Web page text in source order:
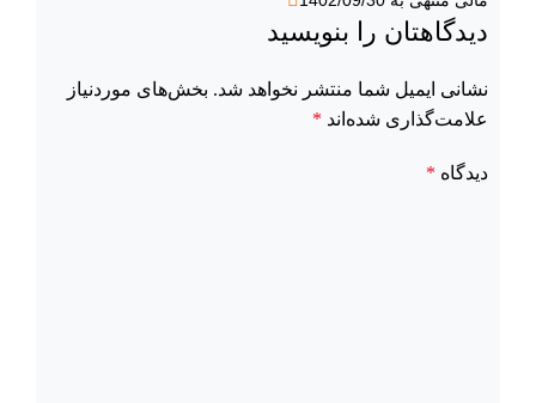
دیدگاهتان را بنویسید
نشانی ایمیل شما منتشر نخواهد شد. بخش‌های موردنیاز
علامت‌گذاری شده‌اند *
دیدگاه *